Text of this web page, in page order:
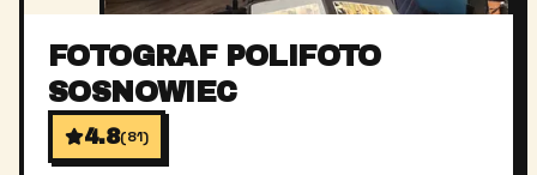
FOTOGRAF POLIFOTO
SOSNOWIEC
4.8(81)